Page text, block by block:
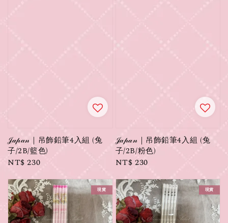
𝒥𝒶𝓅𝒶𝓃｜吊飾鉛筆4入組 (兔
子/2B/籃色)
Regular
NT$ 230
𝒥𝒶𝓅𝒶𝓃｜吊飾鉛筆4入組 (兔
子/2B/粉色)
Regular
NT$ 230
現貨 現貨